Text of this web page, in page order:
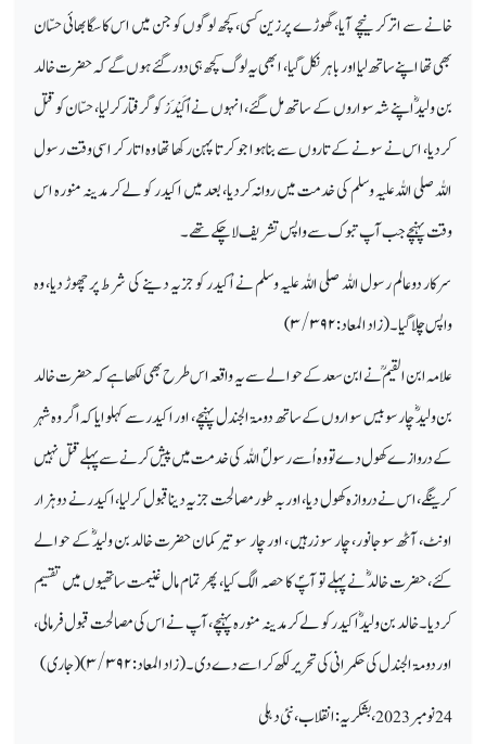
خانے سے اتر کر نیچے آیا، گھوڑے پر زین کسی، کچھ لوگوں کو جن میں اس کا سگا بھائی حسّان
بھی تھا اپنے ساتھ لیا اور باہر نکل گیا، ابھی یہ لوگ کچھ ہی دور گئے ہوں گے کہ حضرت خالد
بن ولیدؓ اپنے شہ سواروں کے ساتھ مل گئے، انہوں نے اُکَیْدَرْ کو گرفتار کرلیا، حسّان کو قتل
کردیا، اس نے سونے کے تاروں سے بنا ہوا جو کرتا پہن رکھا تھا وہ اتار کر اسی وقت رسول
اللہ صلی اللہ علیہ وسلم کی خدمت میں روانہ کردیا، بعد میں اکیدر کو لے کر مدینہ منورہ اس
وقت پہنچے جب آپ تبوک سے واپس تشریف لا چکے تھے۔
سرکار دوعالم رسول اللہ صلی اللہ علیہ وسلم نے اُکیدر کو جزیہ دینے کی شرط پر چھوڑ دیا، وہ
واپس چلا گیا۔ (زاد المعاد:۳/۳۹۲)
علامہ ابن القیمؒ نے ابن سعد کے حوالے سے یہ واقعہ اس طرح بھی لکھا ہے کہ حضرت خالد
بن ولیدؓ چار سو بیس سواروں کے ساتھ دومۃ الجندل پہنچے، اور اکیدر سے کہلوایا کہ اگر وہ شہر
کے دروازے کھول دے تو وہ اُسے رسولؐ اللہ کی خدمت میں پیش کرنے سے پہلے قتل نہیں
کرینگے، اس نے دروازہ کھول دیا، اور بہ طور مصالحت جزیہ دینا قبول کرلیا، اکیدر نے دو ہزار
اونٹ، آٹھ سو جانور، چار سو زرہیں ، اور چار سو تیر کمان حضرت خالد بن ولیدؓ کے حوالے
کئے، حضرت خالدؓ نے پہلے تو آپؐ کا حصہ الگ کیا، پھر تمام مال غنیمت ساتھیوں میں تقسیم
کردیا۔ خالد بن ولیدؓ اکیدر کو لے کر مدینہ منورہ پہنچے، آپ نے اس کی مصالحت قبول فرمالی،
اور دومۃ الجندل کی حکمرانی کی تحریر لکھ کر اسے دے دی۔ (زاد المعاد:۳/۳۹۲) (جاری)
24 نومبر 2023، بشکریہ: انقلاب، نئی دہلی